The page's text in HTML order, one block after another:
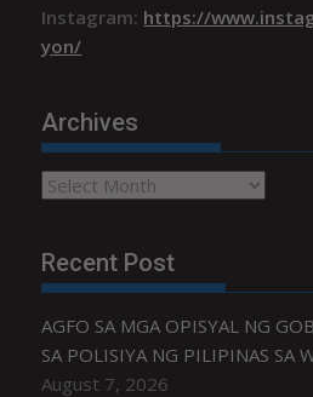
Instagram: https://
yon/
Archives
Archives
Recent Post
AGFO SA MGA OPISYAL NG
SA POLISIYA NG PILIPINAS SA
August 7, 2026